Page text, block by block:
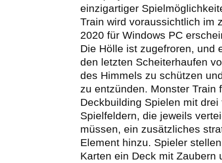
einzigartiger
Train wird voraussichtlich im
2020 für Windows PC
Die Hölle ist zugefroren, und
den letzten Scheiterhaufen
des Himmels zu schützen
zu entzünden. Monster Train
Deckbuilding Spielen mit drei
Spielfeldern, die jeweils
müssen, ein zusätzliches
Element hinzu. Spieler
Karten ein Deck mit Zaubern